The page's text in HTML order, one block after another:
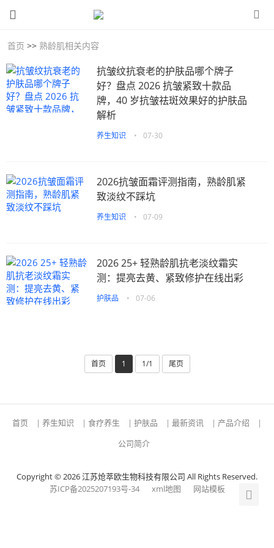
首页 >> 熟龄肌相关内容
抗皱纹抗衰老的护肤品哪个牌子
好？盘点 2026 抗皱紧致十款品
牌，40 岁抗皱祛斑效果好的护肤品
解析
养生知识 • 07-30
2026抗皱面霜评测指南，熟龄肌紧
致淡纹不踩坑
养生知识 • 07-09
2026 25+ 轻熟龄肌抗老淡纹霜实
测：提亮去黄、紧致修护在线出彩
护肤品 • 07-06
首页 1 1/1 尾页
首页 | 养生知识 | 食疗养生 | 护肤品 | 最新资讯 | 产品介绍
|
公司简介
Copyright © 2026 江苏炝萃欧生物科技有限公司 All Rights Reserved.
苏ICP备2025207193号-34
xml地图 网站模板